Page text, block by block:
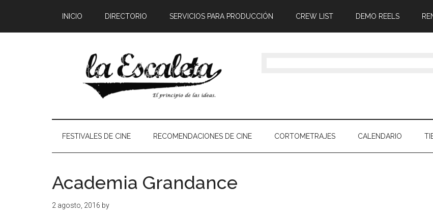
INICIO DIRECTORIO SERVICIOS PARA PRODUCCIÓN CREW LIST DEMO REELS
FESTIVALES DE CINE RECOMENDACIONES DE CINE CORTOMETRAJES CALENDARIO
Academia Grandance
2 agosto, 2016 by